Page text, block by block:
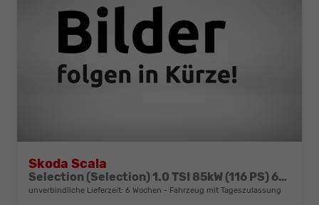
Skoda Scala
Selection (Selection) 1.0 TSI 85kW (116 PS) 6-Gang Schaltgetriebe
unverbindliche Lieferzeit: 6 Wochen Fahrzeug mit Tageszulassung